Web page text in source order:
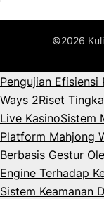
©2026
Pengujian
Ways 2Riset
Live KasinoSistem
Platform Mahjong
Berbasis Gestur
Engine Terhadap
Sistem Keamanan